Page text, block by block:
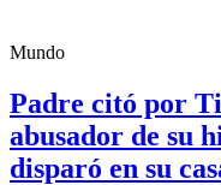
Mundo
Padre citó por
abusador de su
disparó en su